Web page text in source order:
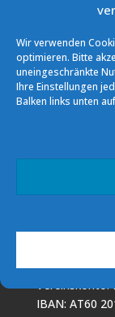
Wir verwenden
optimieren. Bitte
uneingeschränkte
Ihre Einstellungen
Balken links unten
7141
E-Mail: info
Vereinskonto:
IBAN: AT60